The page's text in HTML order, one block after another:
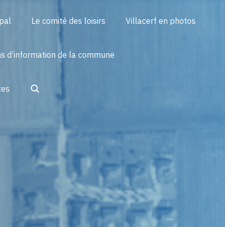
Le comité des loisirs Villacerf en photos
d’information de la commune
Search